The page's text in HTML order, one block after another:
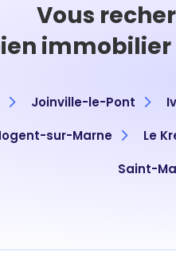
Vous
Joinville-le-Pont
sur-Marne
Le
Saint-